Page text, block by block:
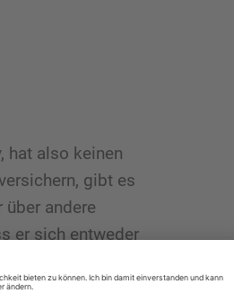
hat also keinen
gibt es
andere
er sich entweder
Job-Center